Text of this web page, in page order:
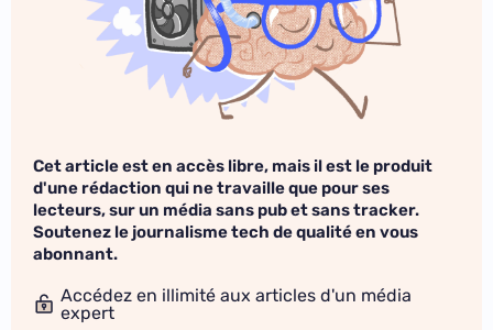
Cet article est en accès libre, mais il est le produit
d'une rédaction qui ne travaille que pour ses
lecteurs, sur un média sans pub et sans tracker.
Soutenez le journalisme tech de qualité en vous
abonnant.
Accédez en illimité aux articles d'un média
expert